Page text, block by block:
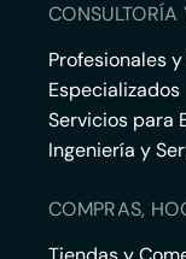
CONSULTORÍA
Profesionales
Especializados
Servicios para
Ingeniería y
COMPRAS,